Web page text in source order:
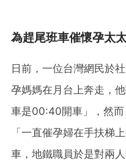
為趕尾班車催懷孕太
日前，一位台灣網民於
孕媽媽在月台上奔走，
車是00:40開車」，然
「一直催孕婦在手扶梯
車，地鐵職員於是對兩